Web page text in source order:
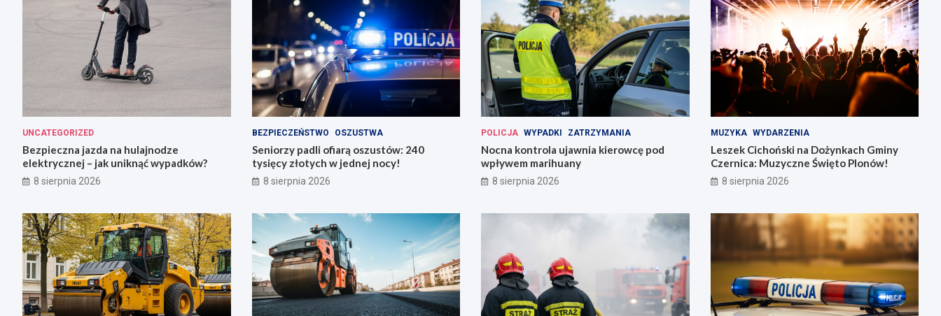
UNCATEGORIZED
Bezpieczna jazda na hulajnodze
elektrycznej – jak uniknąć wypadków?
8 sierpnia 2026
BEZPIECZEŃSTWO OSZUSTWA
Seniorzy padli ofiarą oszustów: 240
tysięcy złotych w jednej nocy!
8 sierpnia 2026
POLICJA WYPADKI ZATRZYMANIA
Nocna kontrola ujawnia kierowcę pod
wpływem marihuany
8 sierpnia 2026
MUZYKA WYDARZENIA
Leszek Cichoński na Dożynkach Gminy
Czernica: Muzyczne Święto Plonów!
8 sierpnia 2026